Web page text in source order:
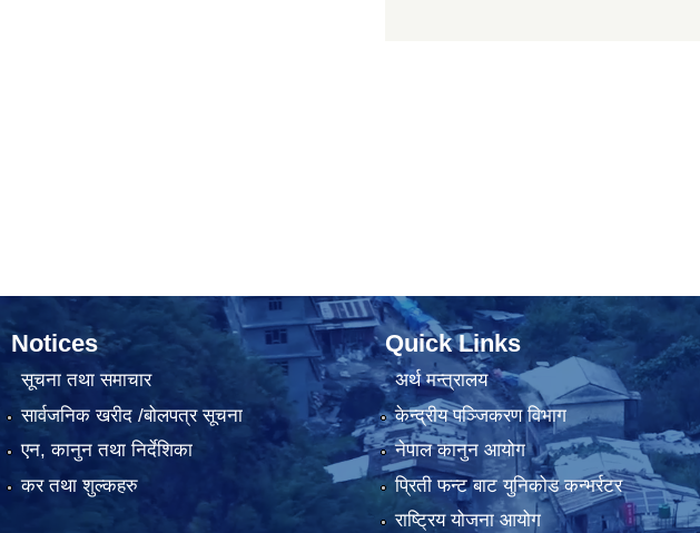
Notices
सूचना तथा समाचार
सार्वजनिक खरीद /बोलपत्र सूचना
एन, कानुन तथा निर्देशिका
कर तथा शुल्कहरु
Quick Links
अर्थ मन्त्रालय
केन्द्रीय पञ्जिकरण विभाग
नेपाल कानुन आयोग
प्रिती फन्ट बाट युनिकोड कन्भर्रटर
राष्ट्रिय योजना आयोग